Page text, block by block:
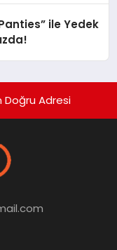
ile Yedek
Doğru Adresi